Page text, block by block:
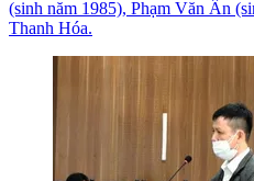
(sinh năm 1985), Phạm Văn Ân
Thanh Hóa.